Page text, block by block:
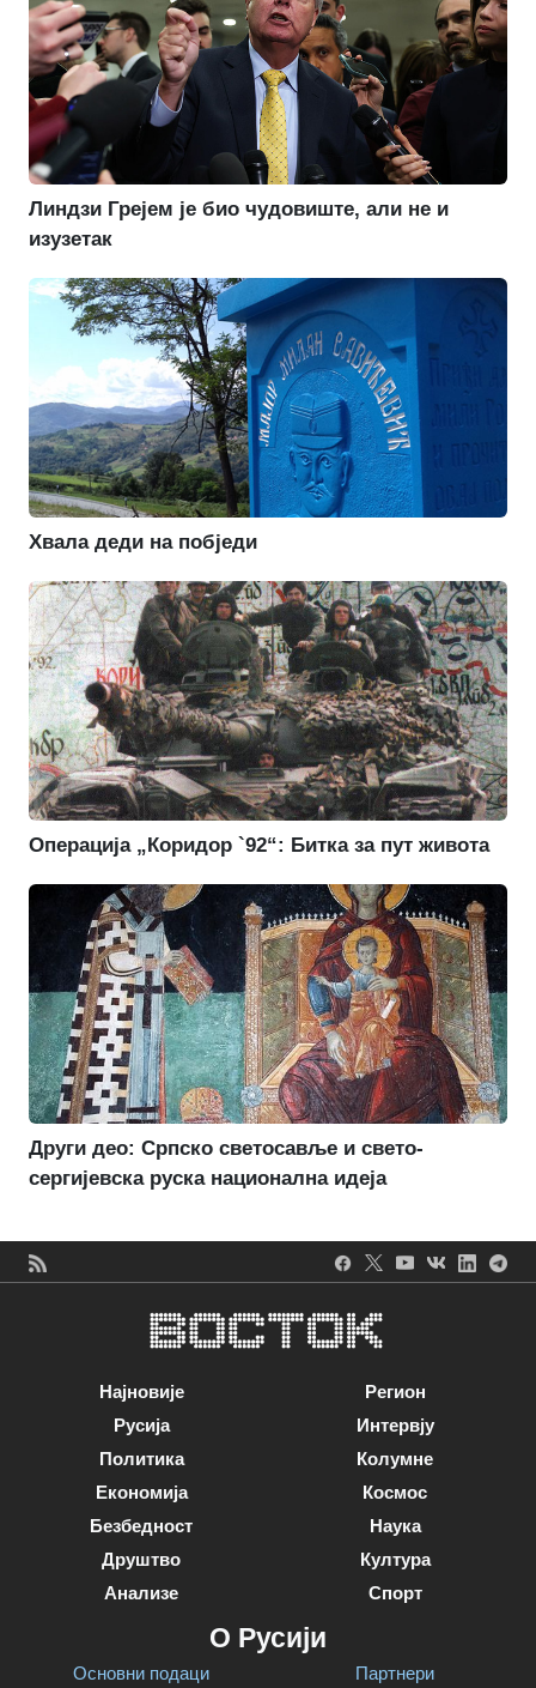
Линдзи Грејем је био чудовиште, али не и
изузетак
Хвала деди на побједи
Операција „Коридор `92“: Битка за пут живота
Други део: Српско светосавље и свето-
сергијевска руска национална идеја
Најновије
Русија
Политика
Економија
Безбедност
Друштво
Анализе
Регион
Интервју
Колумне
Космос
Наука
Култура
Спорт
О Русији
Основни подаци Партнери